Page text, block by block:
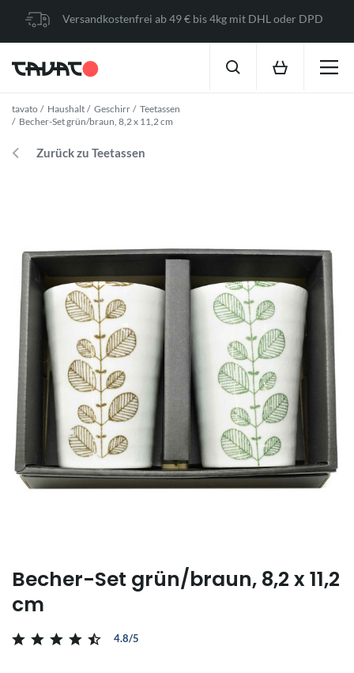
Versandkostenfrei ab 49 € bis 4kg mit DHL oder DPD
tavato Haushalt Geschirr
Teetassen
Becher-Set grün/braun, 8,2 x 11,2 cm
Zurück zu Teetassen
Becher-Set grün/braun, 8,2 x 11,2
cm
4.8/5